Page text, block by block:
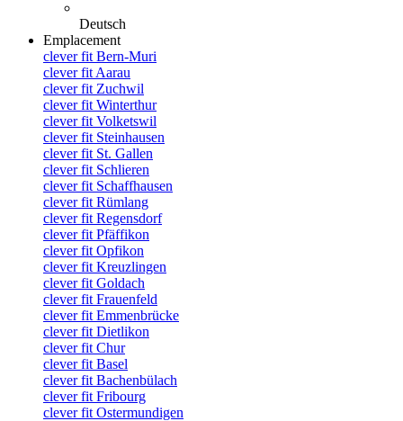
Deutsch
Emplacement
clever fit Bern-Muri
clever fit Aarau
clever fit Zuchwil
clever fit Winterthur
clever fit Volketswil
clever fit Steinhausen
clever fit St. Gallen
clever fit Schlieren
clever fit Schaffhausen
clever fit Rümlang
clever fit Regensdorf
clever fit Pfäffikon
clever fit Opfikon
clever fit Kreuzlingen
clever fit Goldach
clever fit Frauenfeld
clever fit Emmenbrücke
clever fit Dietlikon
clever fit Chur
clever fit Basel
clever fit Bachenbülach
clever fit Fribourg
clever fit Ostermundigen